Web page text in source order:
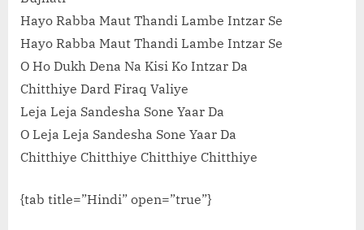
Hayo Rabba Maut Thandi Lambe Intzar Se
Hayo Rabba Maut Thandi Lambe Intzar Se
O Ho Dukh Dena Na Kisi Ko Intzar Da
Chitthiye Dard Firaq Valiye
Leja Leja Sandesha Sone Yaar Da
O Leja Leja Sandesha Sone Yaar Da
Chitthiye Chitthiye Chitthiye Chitthiye
{tab title=”Hindi” open=”true”}